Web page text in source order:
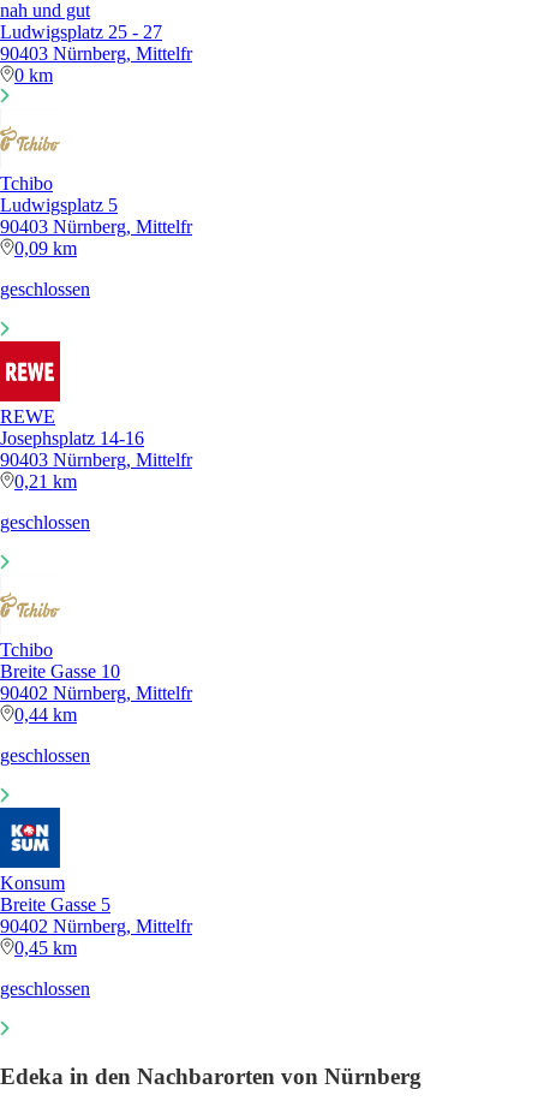
nah und gut
Ludwigsplatz 25 - 27
90403 Nürnberg, Mittelfr
0 km
Tchibo
Ludwigsplatz 5
90403 Nürnberg, Mittelfr
0,09 km
geschlossen
REWE
Josephsplatz 14-16
90403 Nürnberg, Mittelfr
0,21 km
geschlossen
Tchibo
Breite Gasse 10
90402 Nürnberg, Mittelfr
0,44 km
geschlossen
Konsum
Breite Gasse 5
90402 Nürnberg, Mittelfr
0,45 km
geschlossen
Edeka in den Nachbarorten von Nürnberg